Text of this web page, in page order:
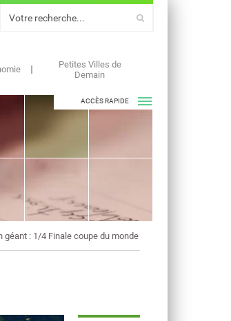
Petites Villes de
Demain
ACCÈS RAPIDE
ASSOCIATIONS
AGENDAS
géant : 1/4 Finale coupe du monde